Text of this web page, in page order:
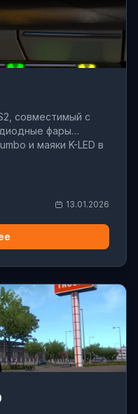
совместимый с
фары
и маяки K-LED в
13.01.2026